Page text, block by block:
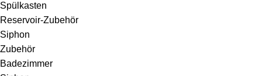
Spülkasten
Reservoir-Zubehör
Siphon
Zubehör
Badezimmer